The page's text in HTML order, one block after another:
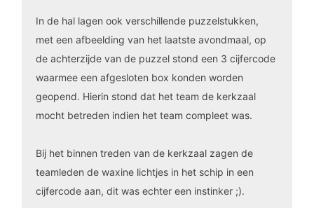
In de hal lagen ook verschillende puzzelstukken,
met een afbeelding van het laatste avondmaal, op
de achterzijde van de puzzel stond een 3 cijfercode
waarmee een afgesloten box konden worden
geopend. Hierin stond dat het team de kerkzaal
mocht betreden indien het team compleet was.
Bij het binnen treden van de kerkzaal zagen de
teamleden de waxine lichtjes in het schip in een
cijfercode aan, dit was echter een instinker ;).